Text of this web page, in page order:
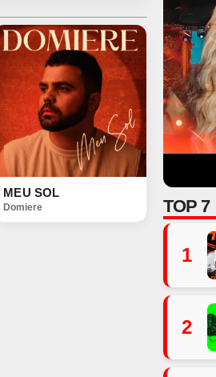
MEU SOL
Domiere TOP 7
1
2